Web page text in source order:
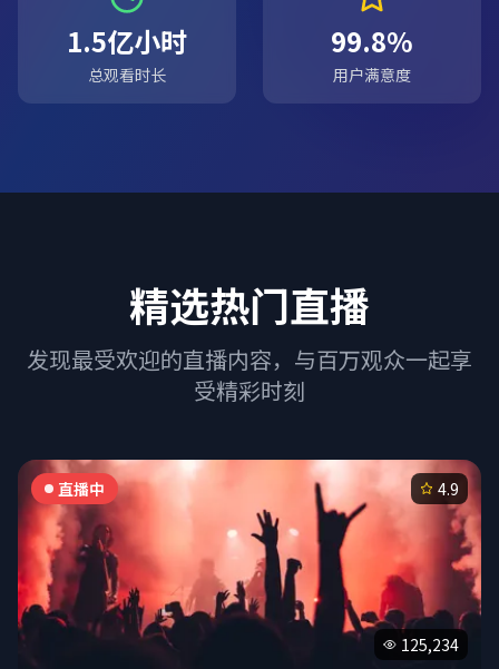
1.5亿小时
总观看时长
99.8%
用户满意度
精选热门直播
发现最受欢迎的直播内容，与百万观众一起享
受精彩时刻
直播中
125,234
4.9